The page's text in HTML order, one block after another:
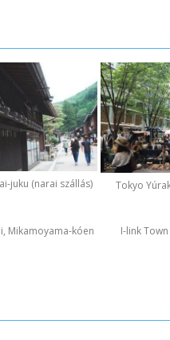
juku (narai szállás) Tokyo
Mikamoyama-kóen I-link